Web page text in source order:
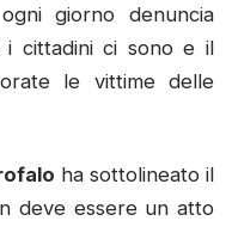
giorno denuncia
i cittadini ci sono e il
le vittime delle
ha sottolineato il
deve essere un atto